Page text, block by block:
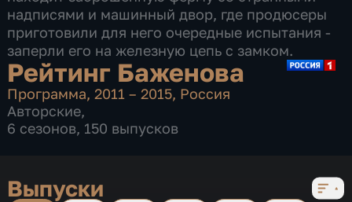
надписями и машинный двор, где продюсеры
приготовили для него очередные испытания -
заперли его на железную цепь с замком.
Рейтинг Баженова
Программа, 2011 – 2015, Россия
Авторские,
6 сезонов, 150 выпусков
Выпуски